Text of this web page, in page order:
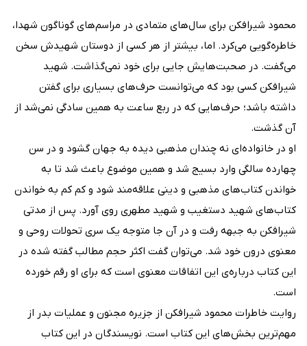
محمود شیرافکن برای سال‌های متمادی در مراسم‌های گوناگون شهدا،
خاطره‌گویی می‌کرد. اما، بیشتر از هر کسی از دوستان شهیدش سخن
می‌گفت. در صحبت‌هایش جایی برای خود نمی‌گذاشت. شهید
شیرافکن کسی بود که می‌توانست حرف‌های بسیاری برای گفتن
داشته باشد؛ حرف‌هایی که در ربع ساعت به همین سادگی نمی‌شد از
آن گذشت.
او در خانواده‌ای نه چندان مذهبی دیده به جهان گشود و در سن
چهارده سالگی وارد بسیج شد و همین موضوع باعث شد تا به
خواندن کتاب‌های مذهبی و دینی علاقه‌مند شود و کم کم به خواندن
کتاب‌های شهید دستغیب و شهید مطهری روی آورد. پس از مدتی
شیرافکن به جبهه رفت و در آن جا متوجه یک سری تحولات روحی و
معنوی درون خود شد. می‌توان گفت اکثر حجم مطالب گفته شده در
این کتاب درباره‌ی این اتفاقات معنوی است که برای او رقم خورده
است.
روایت خاطرات محمود شیرافکن از جزیره مجنون و عملیات بدر از
مهم‌ترین بخش‌های این کتاب است. نویسندگان در این کتاب